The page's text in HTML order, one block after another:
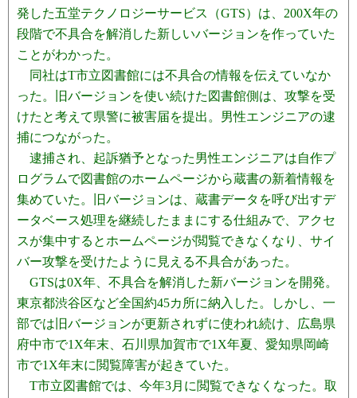
発した五堂テクノロジーサービス（GTS）は、200X年の
段階で不具合を解消した新しいバージョンを作っていた
ことがわかった。
同社はT市立図書館には不具合の情報を伝えていなか
った。旧バージョンを使い続けた図書館側は、攻撃を受
けたと考えて県警に被害届を提出。男性エンジニアの逮
捕につながった。
逮捕され、起訴猶予となった男性エンジニアは自作プ
ログラムで図書館のホームページから蔵書の新着情報を
集めていた。旧バージョンは、蔵書データを呼び出すデ
ータベース処理を継続したままにする仕組みで、アクセ
スが集中するとホームページが閲覧できなくなり、サイ
バー攻撃を受けたように見える不具合があった。
GTSは0X年、不具合を解消した新バージョンを開発。
東京都渋谷区など全国約45カ所に納入した。しかし、一
部では旧バージョンが更新されずに使われ続け、広島県
府中市で1X年末、石川県加賀市で1X年夏、愛知県岡崎
市で1X年末に閲覧障害が起きていた。
T市立図書館では、今年3月に閲覧できなくなった。取